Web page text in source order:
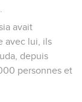
avait
avec lui, ils
depuis
personnes et